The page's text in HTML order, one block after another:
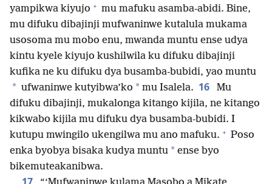
yampikwa kiyujo + mu mafuku asamba-abidi. Bine,
mu difuku dibajinji mufwaninwe kutalula mukama
usosoma mu mobo enu, mwanda muntu ense udya
kintu kyele kiyujo kushilwila ku difuku dibajinji
kufika ne ku difuku dya busamba-bubidi, yao muntu
* ufwaninwe kutyibwa’ko * mu Isalela. 16
Mu
difuku dibajinji, mukalonga kitango kijila, ne kitango
kikwabo kijila mu difuku dya busamba-bubidi. I
kutupu mwingilo ukengilwa mu ano mafuku. + Poso
enka byobya bisaka kudya muntu * ense byo
bikemuteakanibwa.